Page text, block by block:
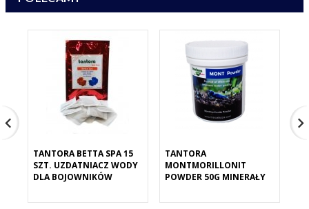
TANTORA BETTA SPA 15
SZT. UZDATNIACZ WODY
DLA BOJOWNIKÓW
TANTORA
MONTMORILLONIT
POWDER 50G MINERAŁY